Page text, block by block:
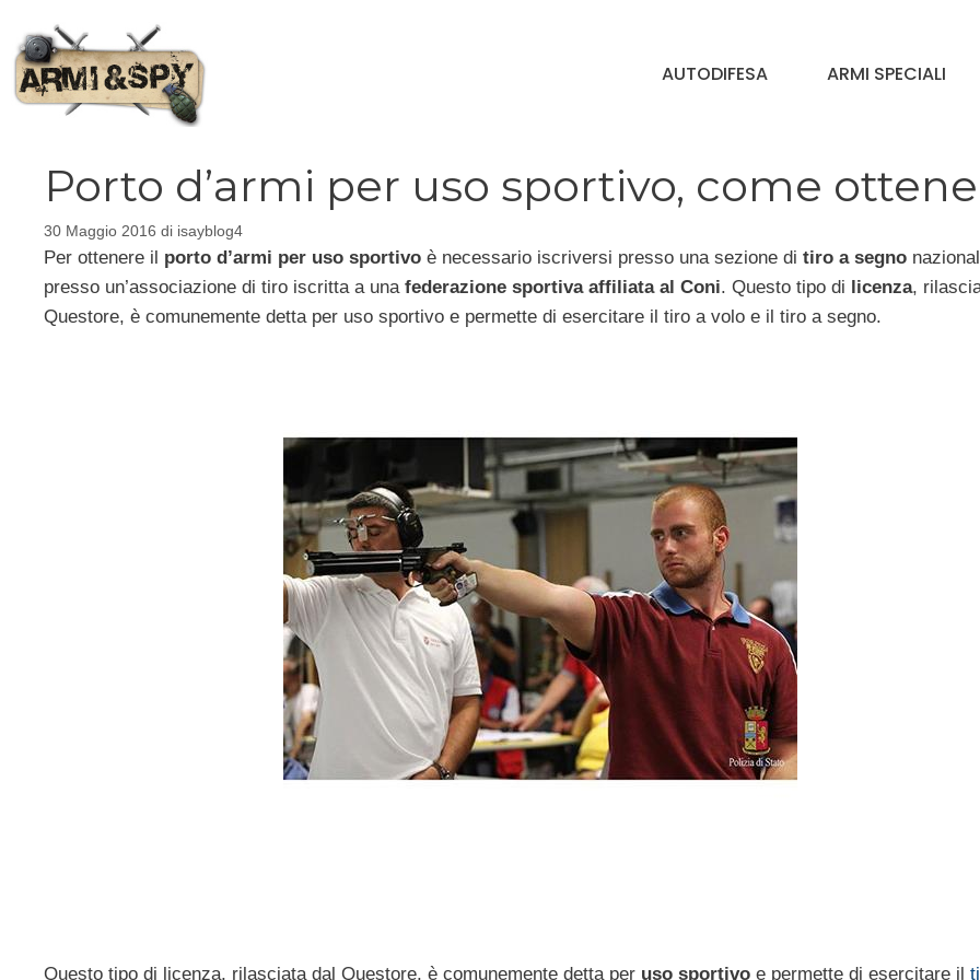
contenuto
AUTODIFESA ARMI SPECIALI
Porto d’armi per uso sportivo, come
30 Maggio 2016 di isayblog4
Per ottenere il porto d’armi per uso sportivo è necessario iscriversi presso una sezione di tiro a segno
presso un’associazione di tiro iscritta a una federazione sportiva affiliata al Coni. Questo tipo di licenza,
Questore, è comunemente detta per uso sportivo e permette di esercitare il tiro a volo e il tiro a segno.
Questo tipo di licenza, rilasciata dal Questore, è comunemente detta per uso sportivo e permette di esercitare il